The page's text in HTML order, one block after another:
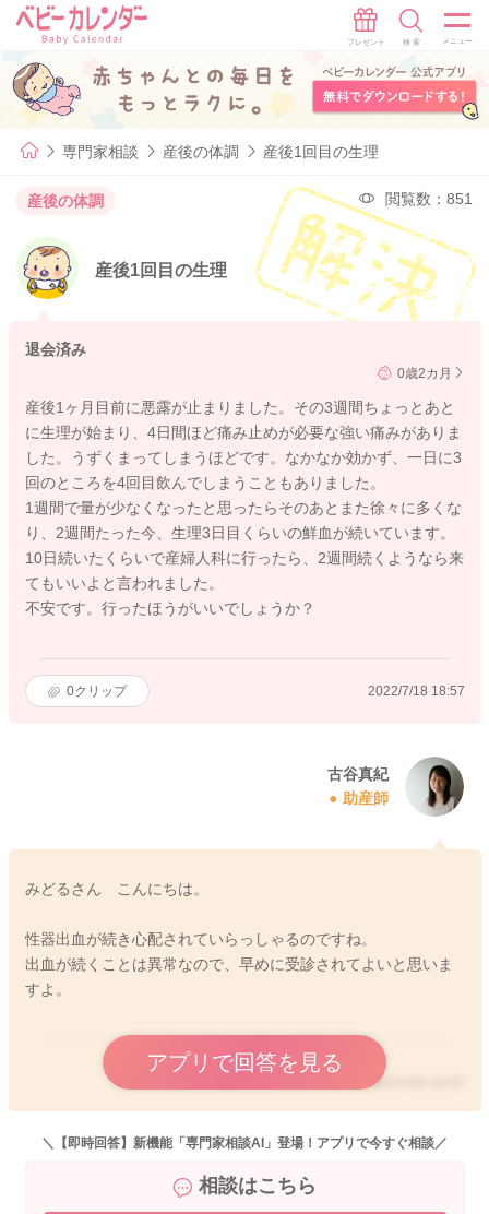
専門家相談 産後の体調 産後1回目の生理
産後の体調 閲覧数：851
産後1回目の生理
退会済み
0歳2カ月
産後1ヶ月目前に悪露が止まりました。その3週間ちょっとあと
に生理が始まり、4日間ほど痛み止めが必要な強い痛みがありま
した。うずくまってしまうほどです。なかなか効かず、一日に3
回のところを4回目飲んでしまうこともありました。
1週間で量が少なくなったと思ったらそのあとまた徐々に多くな
り、2週間たった今、生理3日目くらいの鮮血が続いています。
10日続いたくらいで産婦人科に行ったら、2週間続くようなら来
てもいいよと言われました。
不安です。行ったほうがいいでしょうか？
0クリップ 2022/7/18 18:57
古谷真紀
助産師
みどるさん こんにちは。
性器出血が続き心配されていらっしゃるのですね。
出血が続くことは異常なので、早めに受診されてよいと思いま
すよ。
アプリで回答を見る
2022/7/19 15:57
＼【即時回答】新機能「専門家相談AI」登場！アプリで今すぐ相談／
相談はこちら